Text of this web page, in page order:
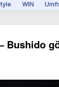
WIN
Bushido